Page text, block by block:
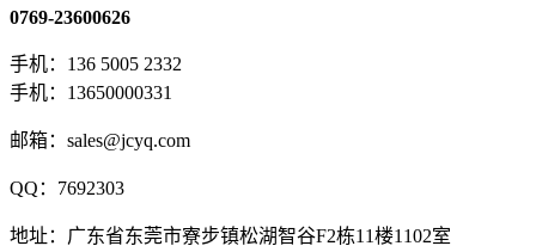
0769-23600626
手机：136 5005 2332
手机：13650000331
邮箱：sales@jcyq.com
QQ：7692303
地址：广东省东莞市寮步镇松湖智谷F2栋11楼1102室